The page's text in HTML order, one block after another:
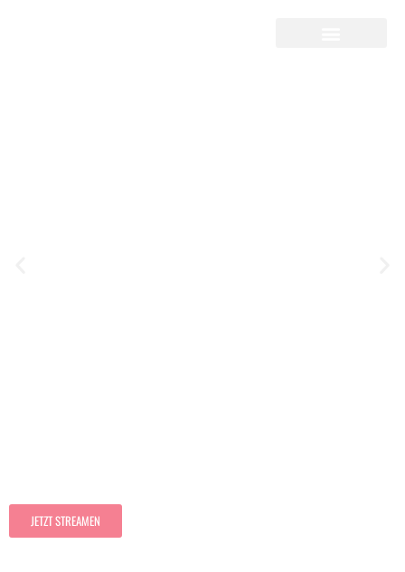
JETZT STREAMEN